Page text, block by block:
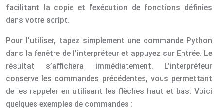
facilitant la copie et l’exécution de fonctions définies
dans votre script.
Pour l’utiliser, tapez simplement une commande Python
dans la fenêtre de l’interpréteur et appuyez sur Entrée. Le
résultat s’affichera immédiatement. L’interpréteur
conserve les commandes précédentes, vous permettant
de les rappeler en utilisant les flèches haut et bas. Voici
quelques exemples de commandes :